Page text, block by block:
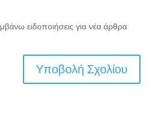
ειδοποιήσεις για νέα άρθρα